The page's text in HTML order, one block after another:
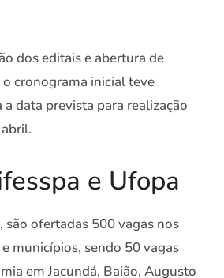
dos editais e abertura de
o cronograma inicial teve
a data prevista para realização
e Ufopa
são ofertadas 500 vagas nos
municípios, sendo 50 vagas
em Jacundá, Baião, Augusto